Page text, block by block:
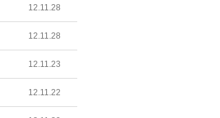
12.11.28
12.11.28
12.11.23
12.11.22